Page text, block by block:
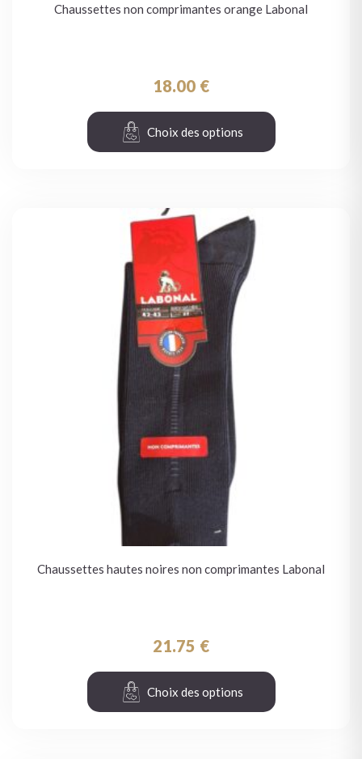
Chaussettes non comprimantes orange Labonal
18.00 €
Choix des options
Chaussettes hautes noires non comprimantes Labonal
21.75 €
Choix des options